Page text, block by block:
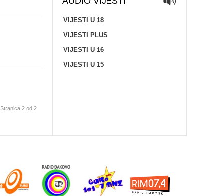
Stranica 2 od 2
VIJESTI U 18
VIJESTI PLUS
VIJESTI U 16
VIJESTI U 15